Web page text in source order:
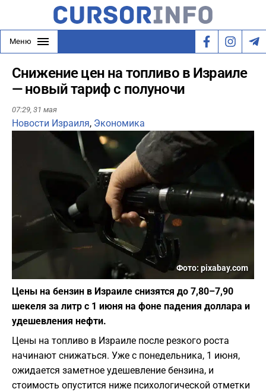
Меню
Снижение цен на топливо в Израиле
— новый тариф с полуночи
07:29, 31 мая
Новости Израиля, Экономика
Фото: pixabay.com
Цены на бензин в Израиле снизятся до 7,80–7,90
шекеля за литр с 1 июня на фоне падения доллара и
удешевления нефти.
Цены на топливо в Израиле после резкого роста
начинают снижаться. Уже с понедельника, 1 июня,
ожидается заметное удешевление бензина, и
стоимость опустится ниже психологической отметки